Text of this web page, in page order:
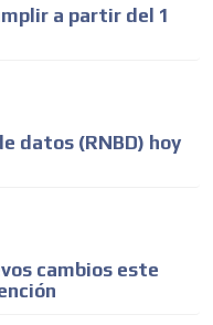
a partir del 1
datos (RNBD) hoy
cambios este